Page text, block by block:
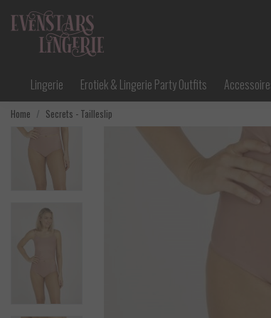
Lingerie Erotiek & Lingerie Party Outfits
Home Secrets - Tailleslip